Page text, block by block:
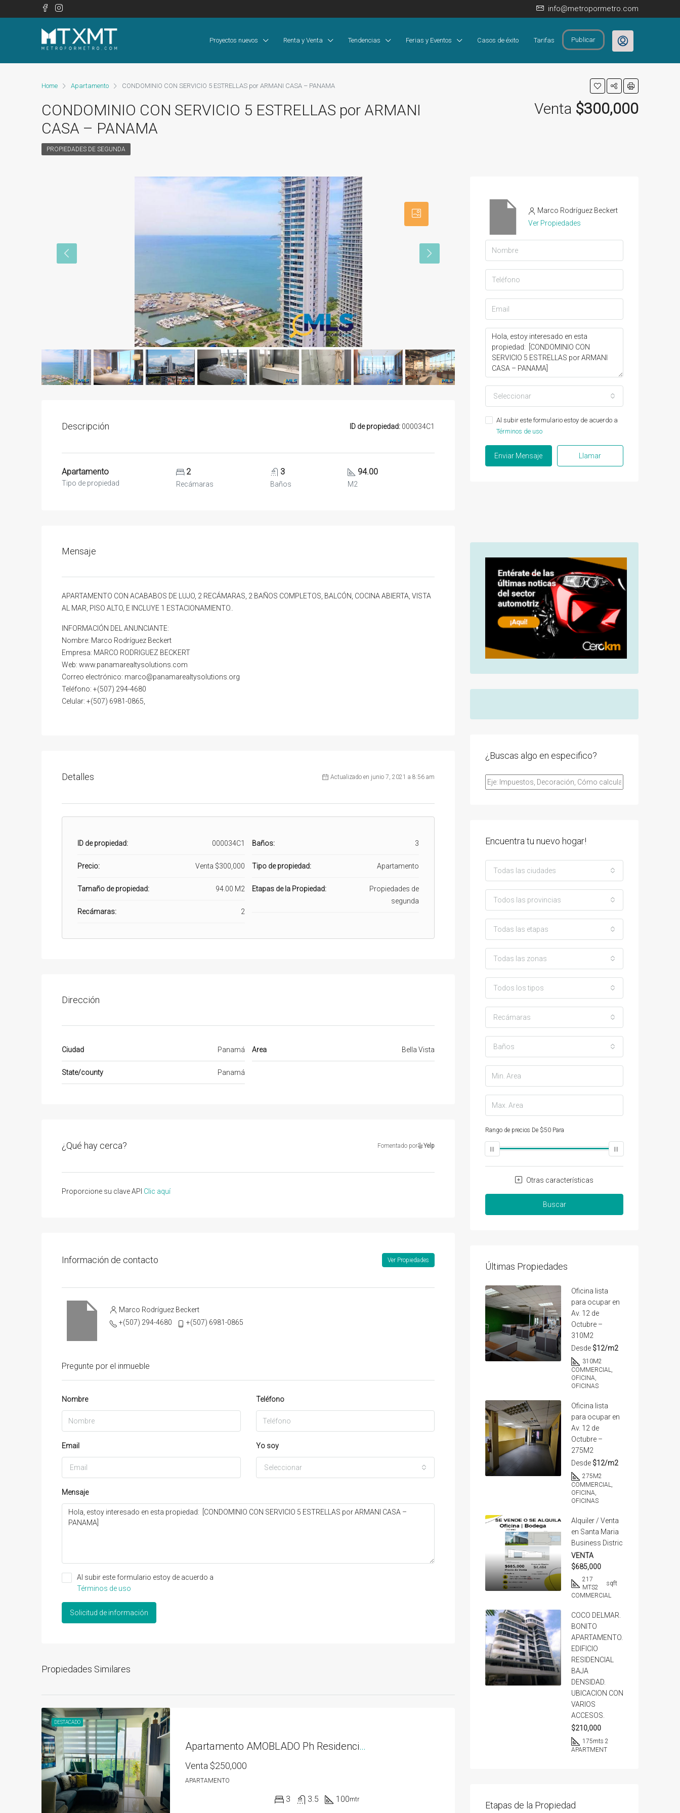
info@metropormetro.com
Proyectos nuevos Renta y Venta Tendencias Ferias y Eventos Casos de éxito Tarifas Publicar
Home Apartamento CONDOMINIO CON SERVICIO 5 ESTRELLAS por ARMANI CASA – PANAMA
CONDOMINIO CON SERVICIO 5 ESTRELLAS por ARMANI
CASA – PANAMA
Venta $300,000
PROPIEDADES DE SEGUNDA
Descripción ID de propiedad: 000034C1
Apartamento
Tipo de propiedad
2
Recámaras
3
Baños
94.00
M2
Mensaje
APARTAMENTO CON ACABABOS DE LUJO, 2 RECÁMARAS, 2 BAÑOS COMPLETOS, BALCÓN, COCINA ABIERTA, VISTA
AL MAR, PISO ALTO, E INCLUYE 1 ESTACIONAMIENTO..
INFORMACIÓN DEL ANUNCIANTE:
Nombre: Marco Rodríguez Beckert
Empresa: MARCO RODRIGUEZ BECKERT
Web: www.panamarealtysolutions.com
Correo electrónico: marco@panamarealtysolutions.org
Teléfono: +(507) 294-4680
Celular: +(507) 6981-0865,
Detalles Actualizado en junio 7, 2021 a 8:56 am
ID de propiedad: 000034C1
Precio: Venta $300,000
Tamaño de propiedad: 94.00 M2
Recámaras: 2
Baños: 3
Tipo de propiedad: Apartamento
Etapas de la Propiedad:
Propiedades de
segunda
Dirección
Ciudad Panamá
State/county Panamá
Area Bella Vista
¿Qué hay cerca? Fomentado por Yelp
Proporcione su clave API Clic aquí
Información de contacto Ver Propiedades
Marco Rodríguez Beckert
+(507) 294-4680
+(507) 6981-0865
Pregunte por el inmueble
Nombre Teléfono
Email Yo soy
Seleccionar
Mensaje
Al subir este formulario estoy de acuerdo a
Términos de uso
Solicitud de información
Propiedades Similares
DESTACADO
Apartamento AMOBLADO Ph Residencias del Sol acceso directo al Parque Omar
Venta $250,000
APARTAMENTO
3 3.5 100mtr
Marco Rodríguez Beckert
Ver Propiedades
Seleccionar
Al subir este formulario estoy de acuerdo a
Términos de uso
Enviar Mensaje Llamar
¿Buscas algo en especifico?
Encuentra tu nuevo hogar!
Todas las ciudades
Todos las provincias
Todas las etapas
Todas las zonas
Todos los tipos
Recámaras
Baños
Rango de precios De $50 Para
Otras características
Buscar
Últimas Propiedades
Oficina lista
para ocupar en
Av. 12 de
Octubre –
310M2
Desde $12/m2
310M2
COMMERCIAL,
OFICINA,
OFICINAS
Oficina lista
para ocupar en
Av. 12 de
Octubre –
275M2
Desde $12/m2
275M2
COMMERCIAL,
OFICINA,
OFICINAS
Alquiler / Venta
en Santa Maria
Business Distric
VENTA
$685,000
217
MTS2
sqft
COMMERCIAL
COCO DELMAR.
BONITO
APARTAMENTO.
EDIFICIO
RESIDENCIAL
BAJA
DENSIDAD.
UBICACION CON
VARIOS
ACCESOS.
$210,000
175mts 2
APARTMENT
Etapas de la Propiedad